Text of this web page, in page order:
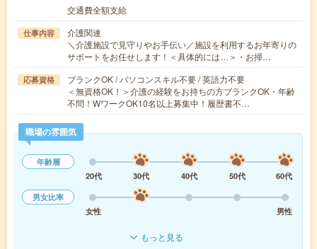
交通費全額支給
仕事内容
介護関連
＼介護施設で見守りやお手伝い／施設を利用するお年寄りの
サポートをお任せします！＜具体的には…＞・お掃…
応募資格
ブランクOK / パソコンスキル不要 / 英語力不要
＜無資格OK！＞介護の経験をお持ちの方ブランクOK・年齢
不問！WワークOK10名以上募集中！履歴書不…
職場の雰囲気
年齢層
20代
30代 40代 50代
60代
男女比率
女性
男性
もっと見る